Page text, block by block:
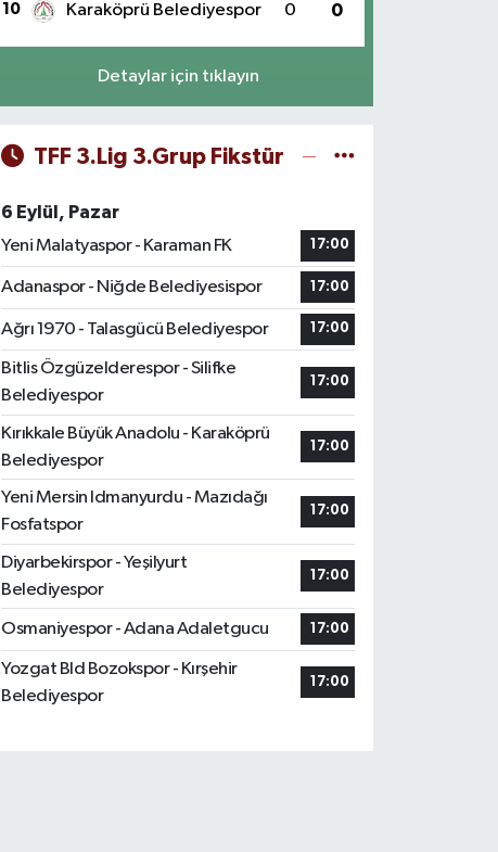
10 Karaköprü Belediyespor 0 0
Detaylar için tıklayın
TFF 3.Lig 3.Grup Fikstür
6 Eylül, Pazar
Yeni Malatyaspor - Karaman FK
17:00
Adanaspor - Niğde Belediyesispor 17:00
Ağrı 1970 - Talasgücü Belediyespor 17:00
Bitlis Özgüzelderespor - Silifke
Belediyespor
17:00
Kırıkkale Büyük Anadolu - Karaköprü
Belediyespor
17:00
Yeni Mersin Idmanyurdu - Mazıdağı
Fosfatspor
17:00
Diyarbekirspor - Yeşilyurt
Belediyespor
17:00
Osmaniyespor - Adana Adaletgucu 17:00
Yozgat Bld Bozokspor - Kırşehir
Belediyespor
17:00